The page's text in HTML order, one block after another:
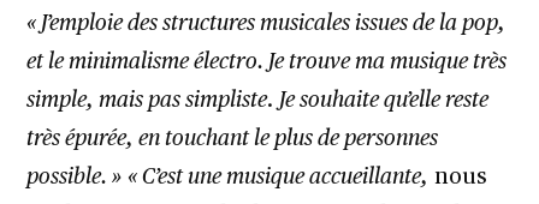
« J’emploie des structures musicales issues de la pop,
et le minimalisme électro. Je trouve ma musique très
simple, mais pas simpliste. Je souhaite qu’elle reste
très épurée, en touchant le plus de personnes
possible. » « C’est une musique accueillante, nous